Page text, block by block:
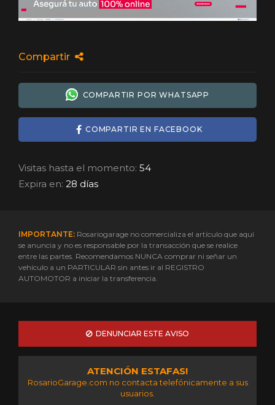
Compartir
COMPARTIR POR WHATSAPP
COMPARTIR EN FACEBOOK
Visitas hasta el momento: 54
Expira en: 28 días
IMPORTANTE: Rosariogarage no comercializa el artículo que aquí
se anuncia y no es responsable por la transacción que se realice
entre las partes. Recomendamos NUNCA comprar ni señar un
vehículo a un PARTICULAR sin antes ir al REGISTRO
AUTOMOTOR a iniciar la transferencia.
DENUNCIAR ESTE AVISO
ATENCIÓN ESTAFAS!
RosarioGarage.com no contacta telefónicamente a sus
usuarios.